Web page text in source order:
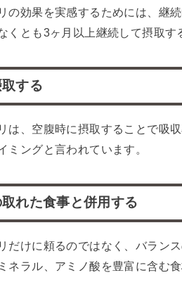
の効果を実感するためには、継
くとも3ヶ月以上継続して摂取す
する
は、空腹時に摂取することで吸
ミングと言われています。
れた食事と併用する
だけに頼るのではなく、バラン
ネラル、アミノ酸を豊富に含む